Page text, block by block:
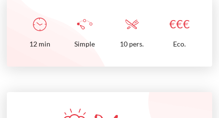
€€€
12 min Simple 10 pers. Eco.